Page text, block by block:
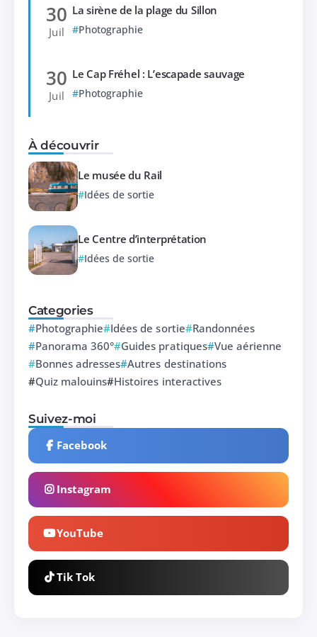
30
Juil
La sirène de la plage du Sillon
Photographie
30
Juil
Le Cap Fréhel : L’escapade sauvage
Photographie
À découvrir
Le musée du Rail
Idées de sortie
Le Centre d’interprétation
Idées de sortie
Categories
Photographie Idées de sortie Randonnées
Panorama 360° Guides pratiques Vue aérienne
Bonnes adresses Autres destinations
Quiz malouins Histoires interactives
Suivez-moi
Facebook
Instagram
YouTube
Tik Tok